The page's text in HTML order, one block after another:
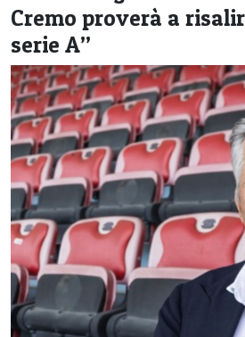
L'EDITORIALE
SEZIONI
CERCA
Cremo proverà a
serie A”